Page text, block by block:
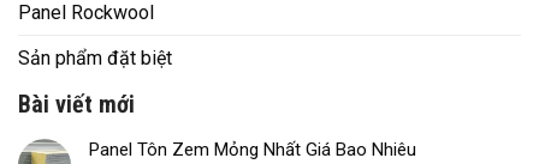
Panel Rockwool
Sản phẩm đặt biệt
Bài viết mới
Panel Tôn Zem Mỏng Nhất Giá Bao Nhiêu